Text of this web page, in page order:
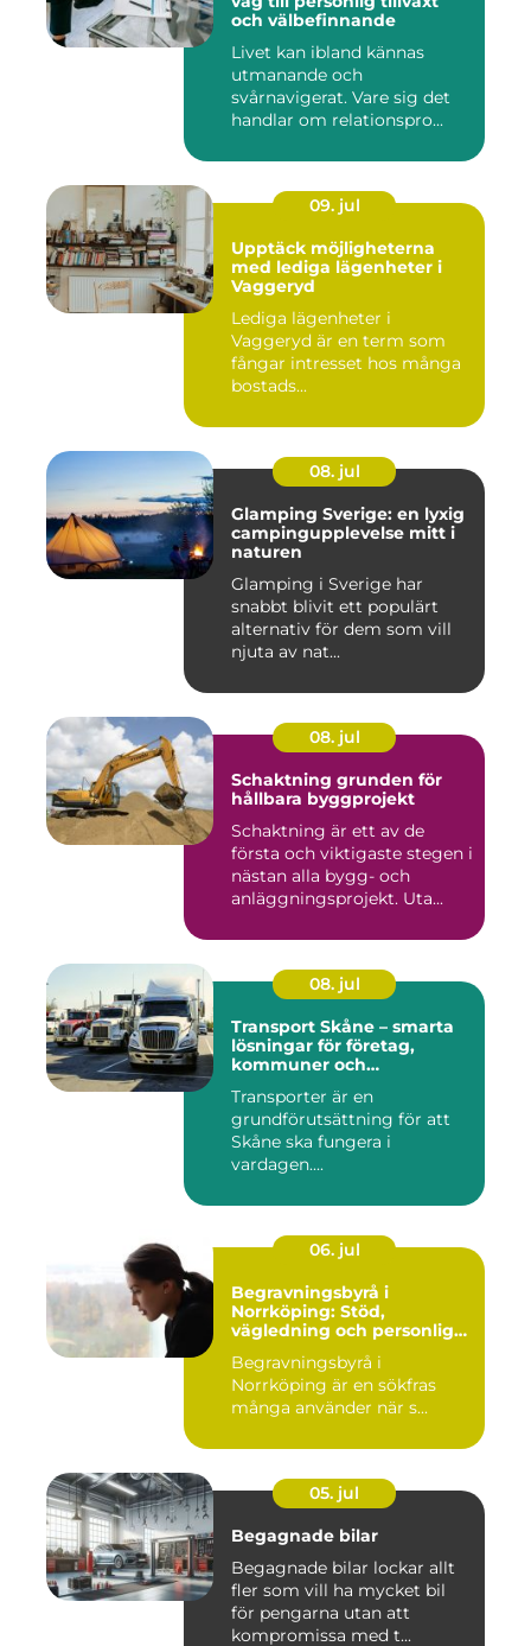
och välbefinnande
Livet kan ibland kännas
utmanande och
svårnavigerat. Vare sig det
handlar om relationspro...
09. jul
Upptäck möjligheterna
med lediga lägenheter i
Vaggeryd
Lediga lägenheter i
Vaggeryd är en term som
fångar intresset hos många
bostads...
08. jul
Glamping Sverige: en lyxig
campingupplevelse mitt i
naturen
Glamping i Sverige har
snabbt blivit ett populärt
alternativ för dem som vill
njuta av nat...
08. jul
Schaktning grunden för
hållbara byggprojekt
Schaktning är ett av de
första och viktigaste stegen i
nästan alla bygg- och
anläggningsprojekt. Uta...
08. jul
Transport Skåne – smarta
lösningar för företag,
kommuner och
Transporter är en
grundförutsättning för att
Skåne ska fungera i
vardagen....
06. jul
Begravningsbyrå i
Norrköping: Stöd,
vägledning och personliga
Begravningsbyrå i
Norrköping är en sökfras
många använder när s...
05. jul
Begagnade bilar
Begagnade bilar lockar allt
fler som vill ha mycket bil
för pengarna utan att
kompromissa med t...